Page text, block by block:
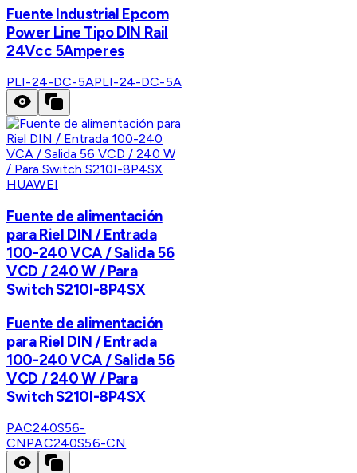
Fuente Industrial Epcom
Power Line Tipo DIN Rail
24Vcc 5Amperes
PLI-24-DC-5APLI-24-DC-5A
HUAWEI
Fuente de alimentación
para Riel DIN / Entrada
100-240 VCA / Salida 56
VCD / 240 W / Para
Switch S210I-8P4SX
Fuente de alimentación
para Riel DIN / Entrada
100-240 VCA / Salida 56
VCD / 240 W / Para
Switch S210I-8P4SX
PAC240S56-
CNPAC240S56-CN